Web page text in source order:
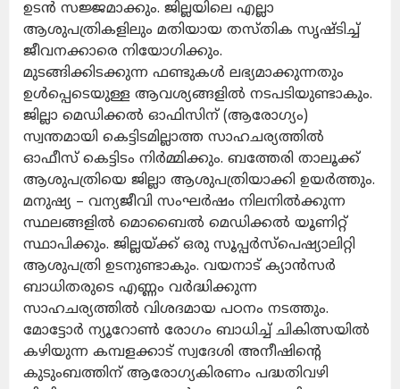
ഉടൻ സജ്ജമാക്കും. ജില്ലയിലെ എല്ലാ
ആശുപത്രികളിലും മതിയായ തസ്തിക സൃഷ്ടിച്ച്
ജീവനക്കാരെ നിയോഗിക്കും.
മുടങ്ങിക്കിടക്കുന്ന ഫണ്ടുകൾ ലഭ്യമാക്കുന്നതും
ഉൾപ്പെടെയുള്ള ആവശ്യങ്ങളിൽ നടപടിയുണ്ടാകും.
ജില്ലാ മെഡിക്കൽ ഓഫിസിന് (ആരോഗ്യം)
സ്വന്തമായി കെട്ടിടമില്ലാത്ത സാഹചര്യത്തിൽ
ഓഫീസ് കെട്ടിടം നിർമ്മിക്കും. ബത്തേരി താലൂക്ക്
ആശുപത്രിയെ ജില്ലാ ആശുപത്രിയാക്കി ഉയർത്തും.
മനുഷ്യ – വന്യജീവി സംഘർഷം നിലനിൽക്കുന്ന
സ്ഥലങ്ങളിൽ മൊബൈൽ മെഡിക്കൽ യൂണിറ്റ്
സ്ഥാപിക്കും. ജില്ലയ്ക്ക് ഒരു സൂപ്പർസ്പെഷ്യാലിറ്റി
ആശുപത്രി ഉടനുണ്ടാകും. വയനാട് ക്യാൻസർ
ബാധിതരുടെ എണ്ണം വർദ്ധിക്കുന്ന
സാഹചര്യത്തിൽ വിശദമായ പഠനം നടത്തും.
മോട്ടോർ ന്യൂറോൺ രോഗം ബാധിച്ച് ചികിത്സയിൽ
കഴിയുന്ന കമ്പളക്കാട് സ്വദേശി അനീഷിന്റെ
കുടുംബത്തിന് ആരോഗ്യകിരണം പദ്ധതിവഴി